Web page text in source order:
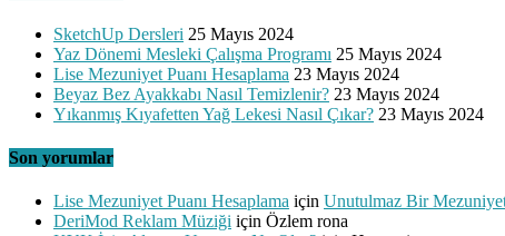
SketchUp Dersleri 25 Mayıs 2024
Yaz Dönemi Mesleki Çalışma Programı 25 Mayıs 2024
Lise Mezuniyet Puanı Hesaplama 23 Mayıs 2024
Beyaz Bez Ayakkabı Nasıl Temizlenir? 23 Mayıs 2024
Yıkanmış Kıyafetten Yağ Lekesi Nasıl Çıkar? 23 Mayıs 2024
Son yorumlar
Lise Mezuniyet Puanı Hesaplama için Unutulmaz Bir
DeriMod Reklam Müziği için Özlem rona